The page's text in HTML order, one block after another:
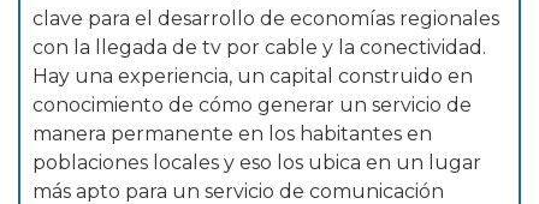
clave para el desarrollo de economías regionales
con la llegada de tv por cable y la conectividad.
Hay una experiencia, un capital construido en
conocimiento de cómo generar un servicio de
manera permanente en los habitantes en
poblaciones locales y eso los ubica en un lugar
más apto para un servicio de comunicación